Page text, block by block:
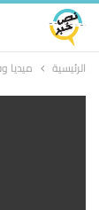
الرئيسية ميديا